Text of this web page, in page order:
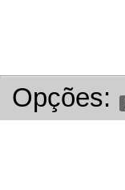
Opções: